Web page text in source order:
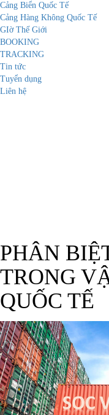
Cảng Biển Quốc Tế
Cảng Hàng Không Quốc Tế
GIờ Thế Giới
BOOKING
TRACKING
Tin tức
Tuyển dụng
Liên hệ
PHÂN
TRONG
QUỐC TẾ